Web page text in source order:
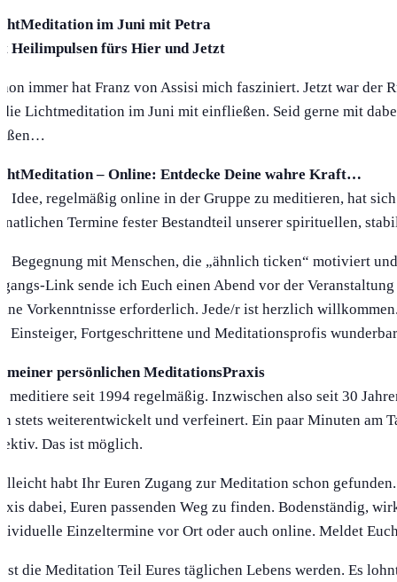
im Juni mit Petra
Heilimpulsen fürs Hier und Jetzt
immer hat Franz von Assisi mich fasziniert. Jetzt war der
Lichtmeditation im Juni mit einfließen. Seid gerne mit
– Online: Entdecke Deine wahre Kraft…
Idee, regelmäßig online in der Gruppe zu meditieren, hat
Termine fester Bestandteil unserer spirituellen,
Begegnung mit Menschen, die „ähnlich ticken“ motiviert
Link sende ich Euch einen Abend vor der
Vorkenntnisse erforderlich. Jede/r ist herzlich
Einsteiger, Fortgeschrittene und Meditationsprofis
meiner persönlichen MeditationsPraxis
meditiere seit 1994 regelmäßig. Inzwischen also seit 30
stets weiterentwickelt und verfeinert. Ein paar Minuten am
Das ist möglich.
habt Ihr Euren Zugang zur Meditation schon
dabei, Euren passenden Weg zu finden. Bodenständig,
Einzeltermine vor Ort oder auch online. Meldet
die Meditation Teil Eures täglichen Lebens werden. Es